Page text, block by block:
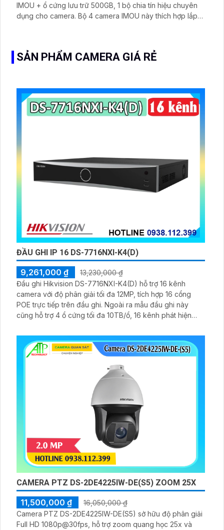
IMOU + ổ cứng lưu trữ 500GB, 1 bộ chia tín hiệu chuyên
dụng cho camera. Bộ 4 camera IMOU này thích hợp lắp
SẢN PHẨM CAMERA GIÁ RẺ
ĐẦU GHI IP 16 DS-7716NXI-K4(D)
9,261,000 ₫
13,230,000 ₫
Đầu ghi Hikvision DS-7716NXI-K4(D) hỗ trợ 16 kênh
camera với độ phân giải tối đa 12MP, tích hợp 16 cổng
POE trực tiếp trên đầu ghi. Ngoài ra mẫu đầu ghi này
cũng hỗ trợ 4 ổ cứng tối đa 10TB/ổ, 16 kênh phát hiện
CAMERA PTZ DS-2DE4225IW-DE(S5) ZOOM 25X
11,500,000 ₫
16,050,000 ₫
Camera PTZ DS-2DE4225IW-DE(S5) sở hữu độ phân giải
Full HD 1080p@30fps, hỗ trợ zoom quang học 25x và